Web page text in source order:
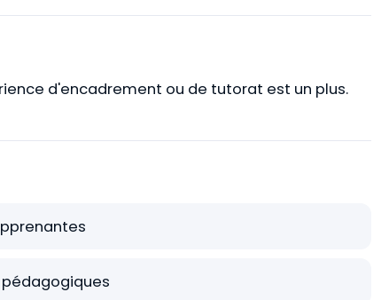
d'encadrement ou de tutorat est un plus.